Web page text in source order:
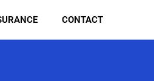
CONTACT